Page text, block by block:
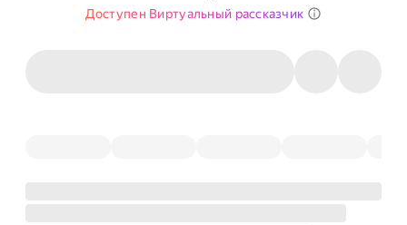
Доступен Виртуальный рассказчик